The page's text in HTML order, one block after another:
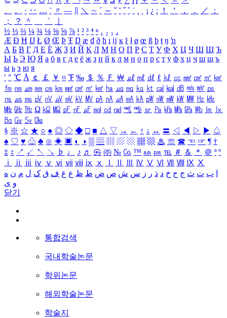
、
。 · ‥ … ¨ 〃 ― ＼ ∼ ´ ～ ˇ ˘ ˝ ˚ ˙ ¸ ¡ ¿ ː ！ ＇ ， ． ／
：
；
？ ＾ ｀
½ ⅓ ⅔ ¼ ¾ ⅛ ⅜ ⅝ ⅞ ¹ ² ³ ⁴ ⁿ ₁ ₂ ₃ ₄
Æ Ð Ħ Ĳ Ł Ø Œ Þ Ŧ Ŋ æ đ ð ħ ı ĳ ĸ ŀ ł ø œ ß þ ŧ ŋ ŉ
А Б В Г Д Е Ё Ж З И Й К Л М Н О П Р С Т У Ф Х Ц Ч Ш Щ Ъ
Ы Ь Э Ю Я а б в г д е ё ж з и й к л м н о п р с т у ф х ц ч ш щ ъ
ы ь э ю я
′ ″ ℃ Å ￠ ￡ ￥ ¤ ℉ ‰ ＄ ％ Ｆ ￦ ㎕ ㎖ ㎗ ℓ ㎘ ㏄ ㎣ ㎤ ㎥ ㎦
㎙ ㎚ ㎛ ㎜ ㎝ ㎞ ㎟ ㎠ ㎡ ㎢ ㏊ ㎍ ㎎ ㎏ ㏏ ㎈ ㎉ ㏈ ㎧ ㎨ ㎰
㎱ ㎲ ㎳ ㎴ ㎵ ㎶ ㎷ ㎸ ㎹ ㎀ ㎁ ㎂ ㎃ ㎄ ㎺ ㎻ ㎽ ㎾ ㎿ ㎐ ㎑
㎒ ㎓ ㎔ Ω ㏀ ㏁ ㎊ ㎋ ㎌ ㏖ ㏅ ㎭ ㎮ ㎯ ㏛ ㎩ ㎪ ㎫ ㎬ ㏝ ㏐
㏓
㏃ ㏉ ㏜ ㏆
§ ※ ☆ ★ ○ ● ◎ ◇ ◆ □ ■ △ ▽ → ← ↑ ↓ ↔ 〓 ◁ ◀ ▷ ▶ ♤
♠ ♡ ♥ ♧ ♣ ⊙ ◈ ▣ ◐ ◑ ▒ ▤ ▨ ▧ ▦ ▩ ♨ ☏ ☎ ☜ ☞ ¶ †
‡ ↕ ↗ ↙ ↖ ↘ ♭ ♩ ♪ ♬ ㉿ ㈜ № ㏇ ™ ㏂ ㏘ ℡ ＃ ＆ ＊ ＠ ª º
ⅰ
ⅱ ⅲ ⅳ ⅴ ⅵ ⅶ ⅷ ⅸ ⅹ Ⅳ Ⅴ Ⅵ Ⅶ Ⅷ Ⅸ Ⅹ
ب ت ث ج ح خ د ذ ر ز س ش ص ض ط ظ ع غ ف ق ک ل م ن ه
و ی
닫기
통합검색
국내학술논문
학위논문
해외학술논문
학술지